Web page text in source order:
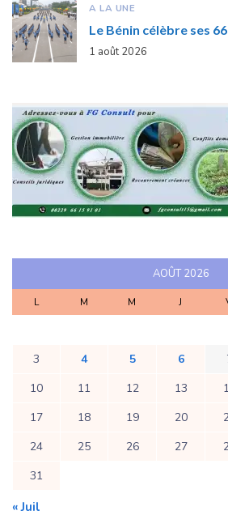
A LA UNE
Le Bénin célèbre ses
1 août 2026
AOÛT 2026
L M M J
3
4 5 6
10
11 12 13
17
18 19 20
24
25 26 27
31
« Juil